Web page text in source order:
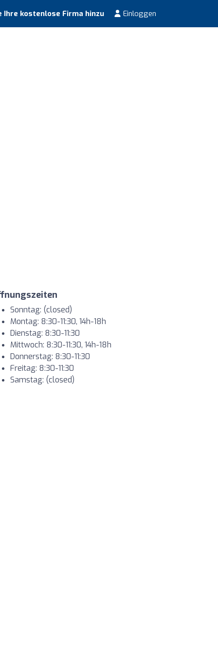
Ihre kostenlose Firma hinzu Einloggen
Sonntag: (closed)
Montag: 8:30-11:30, 14h-18h
Dienstag: 8:30-11:30
Mittwoch: 8:30-11:30, 14h-18h
Donnerstag: 8:30-11:30
Freitag: 8:30-11:30
Samstag: (closed)